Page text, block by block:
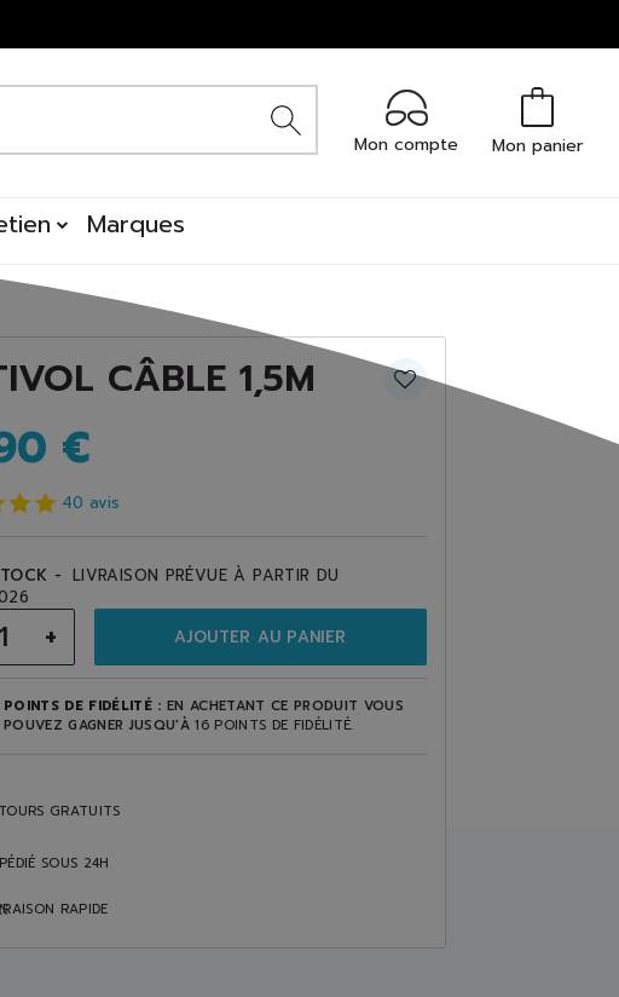
Mon compte Mon panier
Marques
CÂBLE 1,5M
€
40 avis
- LIVRAISON PRÉVUE À PARTIR DU
+ AJOUTER AU PANIER
POINTS DE FIDÉLITÉ : EN ACHETANT CE PRODUIT VOUS
POUVEZ GAGNER JUSQU'À16 POINTS DE FIDÉLITÉ.
GRATUITS
SOUS 24H
RAPIDE